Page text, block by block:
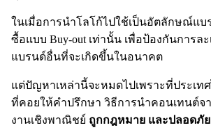
ในเมื่อการนำโลโก้ไปใช้เป็นอัตลักษณ์แบ
ซื้อแบบ Buy-out เท่านั้น เพื่อป้องกันการล
แบรนด์อื่นที่จะเกิดขึ้นในอนาคต
แต่ปัญหาเหล่านี้จะหมดไปเพราะที่ประเทศ
ที่คอยให้คำปรึกษา วิธีการนำคอนเทนต์จา
งานเชิงพาณิชย์ ถูกกฎหมาย และปลอดภัย